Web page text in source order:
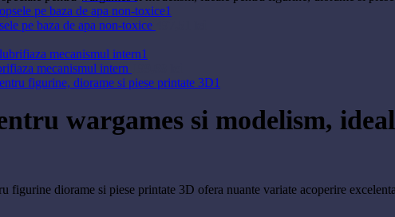
pe baza de apa non-toxice
mecanismul intern
wargames si modelism,
figurine diorame si piese printate 3D ofera nuante variate acoperire